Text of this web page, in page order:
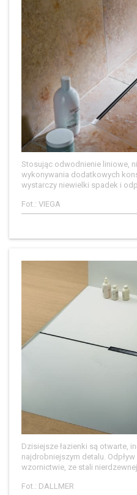
Stosując odwodnienie liniowe,
wykonywania dodatkowych
wystarczy niewielki spadek i
Fot.: VIEGA
Dzisiejsze łazienki są otwarte,
najdrobniejszym detalu.
wzornictwie, ze stali
Fot.: DALLMER